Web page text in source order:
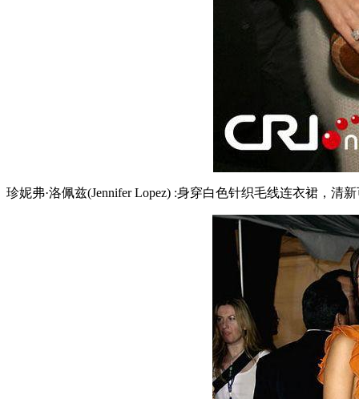
珍妮弗·洛佩兹(Jennifer Lopez) :身穿白色针织毛线连衣裙，清